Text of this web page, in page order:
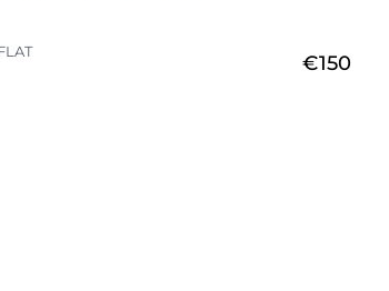
€150